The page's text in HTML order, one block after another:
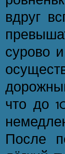
вдруг
сурово
что до
После